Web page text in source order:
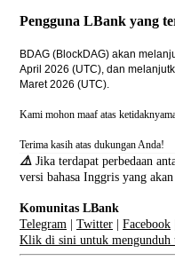
Pengguna LBank yang
BDAG (BlockDAG) akan
April 2026 (UTC), dan
Maret 2026 (UTC).
Kami mohon maaf atas
Terima kasih atas dukungan Anda!
⚠️ Jika terdapat perbedaan
versi bahasa Inggris yang
Komunitas LBank
Telegram
Twitter Facebook
Klik di sini untuk mengunduh